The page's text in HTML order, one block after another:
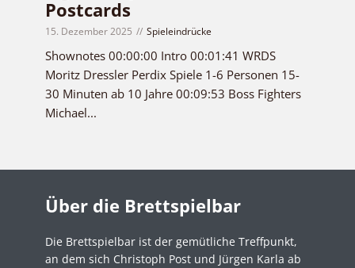
Postcards
15. Dezember 2025 Spieleindrücke
Shownotes 00:00:00 Intro 00:01:41 WRDS
Moritz Dressler Perdix Spiele 1-6 Personen 15-
30 Minuten ab 10 Jahre 00:09:53 Boss Fighters
Michael...
Über die Brettspielbar
Die Brettspielbar ist der gemütliche Treffpunkt,
an dem sich Christoph Post und Jürgen Karla ab